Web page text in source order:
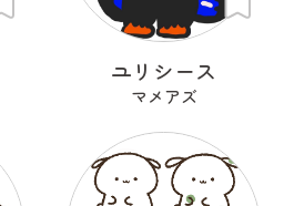
ユリシース
マメアズ